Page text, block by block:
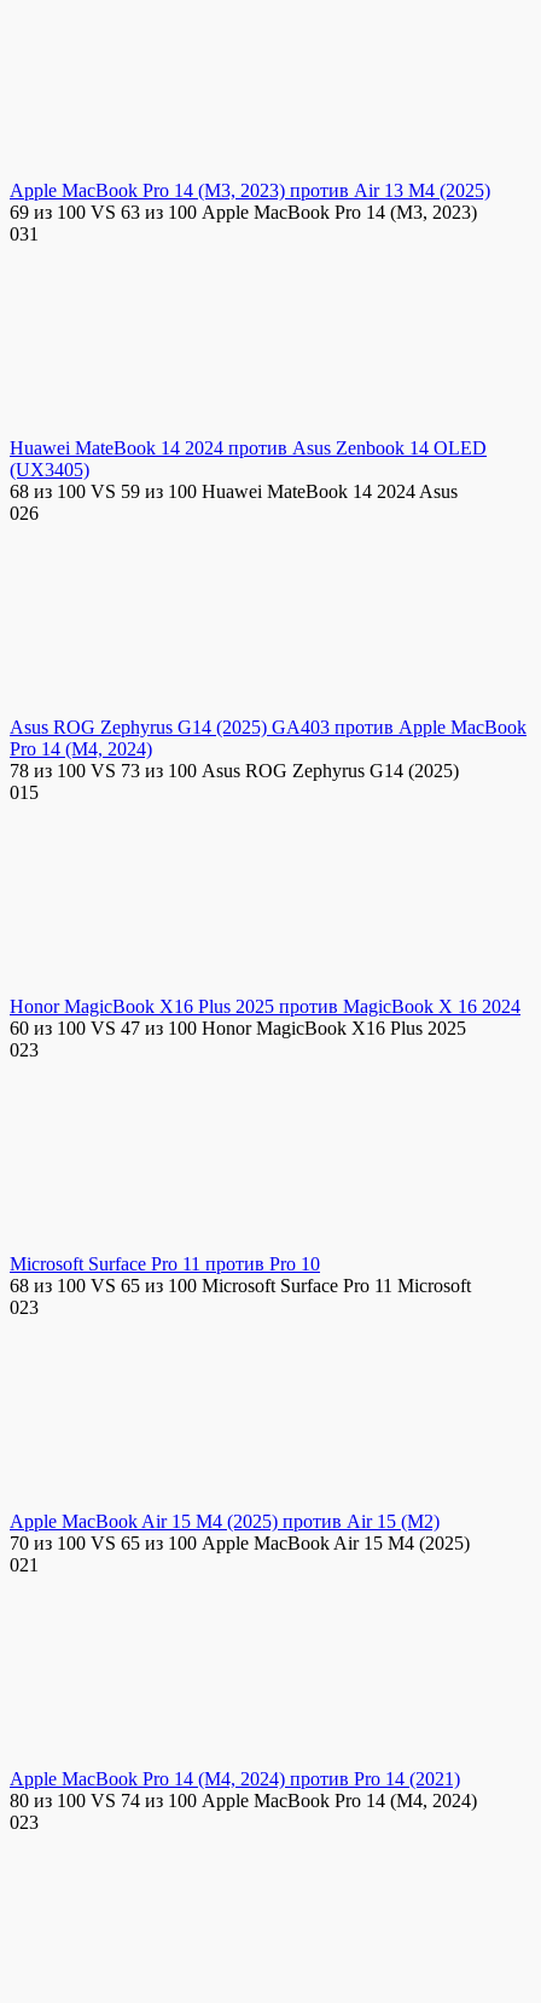
Apple MacBook Pro 14 (M3, 2023) против Air 13 M4 (2025)
69 из 100 VS 63 из 100 Apple MacBook Pro 14 (M3, 2023)
031
Huawei MateBook 14 2024 против Asus Zenbook 14 OLED
(UX3405)
68 из 100 VS 59 из 100 Huawei MateBook 14 2024 Asus
026
Asus ROG Zephyrus G14 (2025) GA403 против Apple MacBook
Pro 14 (M4, 2024)
78 из 100 VS 73 из 100 Asus ROG Zephyrus G14 (2025)
015
Honor MagicBook X16 Plus 2025 против MagicBook X 16 2024
60 из 100 VS 47 из 100 Honor MagicBook X16 Plus 2025
023
Microsoft Surface Pro 11 против Pro 10
68 из 100 VS 65 из 100 Microsoft Surface Pro 11 Microsoft
023
Apple MacBook Air 15 M4 (2025) против Air 15 (M2)
70 из 100 VS 65 из 100 Apple MacBook Air 15 M4 (2025)
021
Apple MacBook Pro 14 (M4, 2024) против Pro 14 (2021)
80 из 100 VS 74 из 100 Apple MacBook Pro 14 (M4, 2024)
023